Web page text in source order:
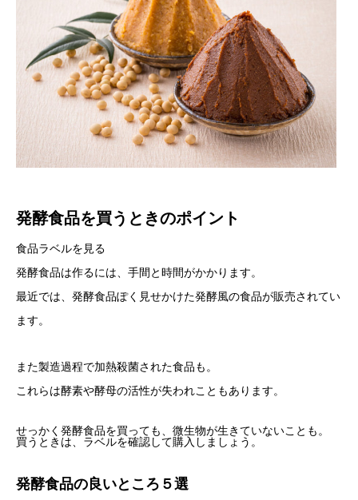
発酵食品を買うときのポイント
食品ラベルを見る
発酵食品は作るには、手間と時間がかかります。
最近では、発酵食品ぽく見せかけた発酵風の食品が販売されてい
ます。
また製造過程で加熱殺菌された食品も。
これらは酵素や酵母の活性が失われこともあります。
せっかく発酵食品を買っても、微生物が生きていないことも。
買うときは、ラベルを確認して購入しましょう。
発酵食品の良いところ５選